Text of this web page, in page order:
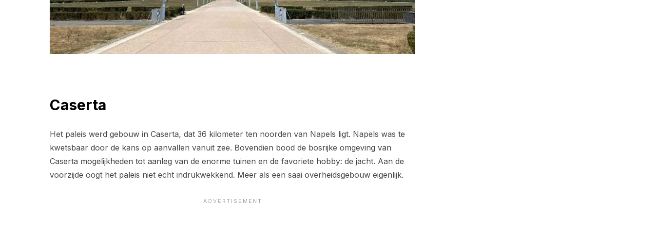
Caserta
Het paleis werd gebouw in Caserta, dat 36 kilometer ten noorden van Napels ligt. Napels was te
kwetsbaar door de kans op aanvallen vanuit zee. Bovendien bood de bosrijke omgeving van
Caserta mogelijkheden tot aanleg van de enorme tuinen en de favoriete hobby: de jacht. Aan de
voorzijde oogt het paleis niet echt indrukwekkend. Meer als een saai overheidsgebouw eigenlijk.